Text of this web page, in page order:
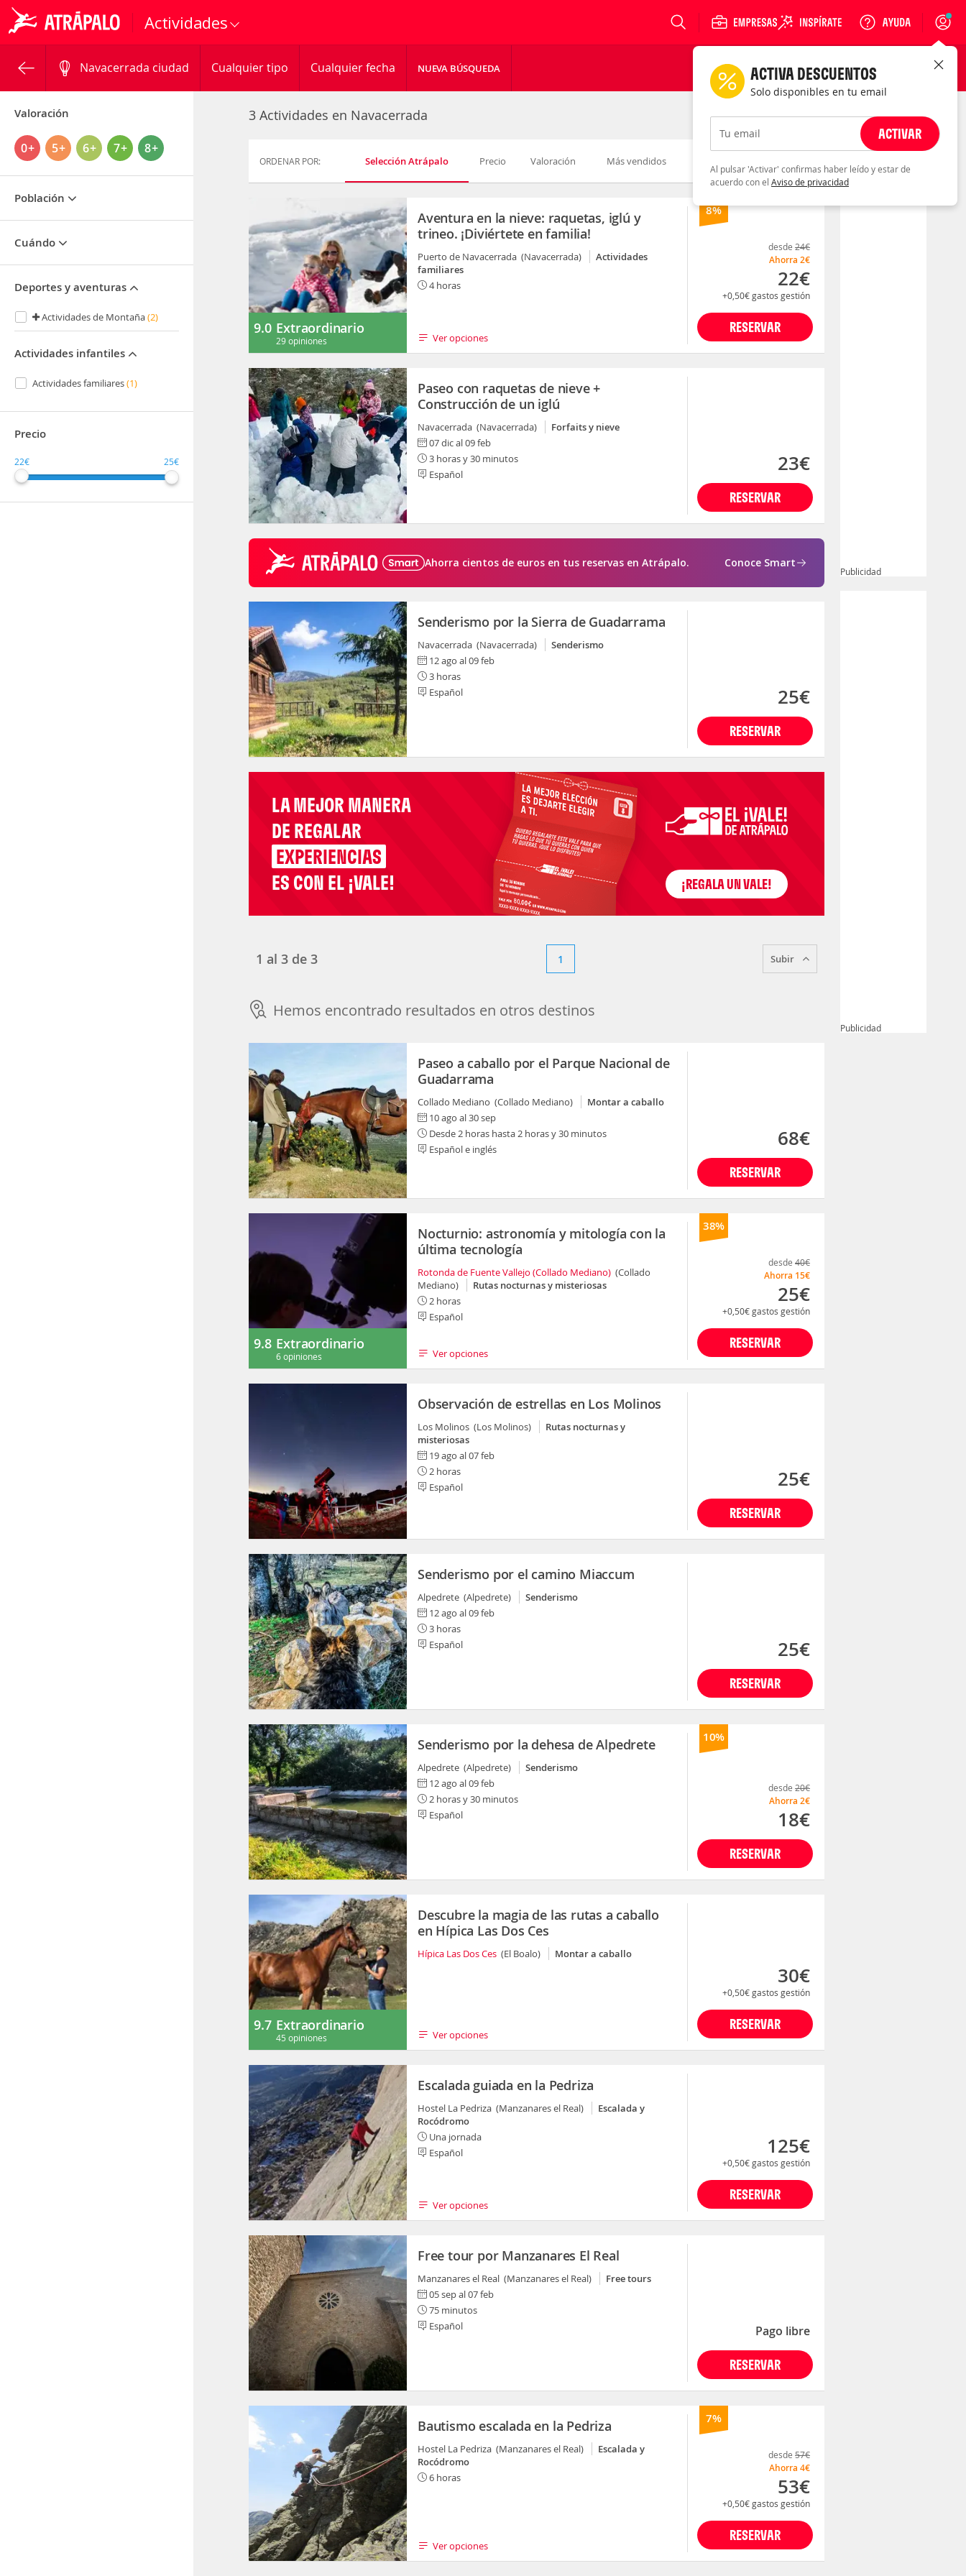
Actividades Login
Navacerrada ciudad Cualquier tipo Cualquier fecha NUEVA BÚSQUEDA
Valoración
0+ 5+ 6+ 7+ 8+
Población
Cuándo
Deportes y aventuras
Actividades de Montaña(2)
Actividades infantiles
Actividades familiares(1)
Precio
22€ 25€
3 Actividades en Navacerrada
ORDENAR POR: Selección Atrápalo Precio Valoración Más vendidos
9.0 Extraordinario
29 opiniones
8%
Aventura en la nieve: raquetas, iglú y
trineo. ¡Diviértete en familia!
Puerto de Navacerrada (Navacerrada)
Actividades
familiares
4 horas
Ver opciones
RESERVAR
desde 24€
Ahorra2€
22€
+0,50€gastos gestión
Paseo con raquetas de nieve +
Construcción de un iglú
Navacerrada (Navacerrada)
Forfaits y nieve
07 dic al 09 feb
3 horas y 30 minutos
Español
RESERVAR
23€
Ahorra cientos de euros en tus reservas en Atrápalo. Conoce Smart
Senderismo por la Sierra de Guadarrama
Navacerrada (Navacerrada)
Senderismo
12 ago al 09 feb
3 horas
Español
RESERVAR
25€
LA MEJOR MANERA
DE REGALAR
EXPERIENCIAS
ES CON EL ¡VALE!
1 al 3 de 3 1 Subir
Hemos encontrado resultados en otros destinos
Paseo a caballo por el Parque Nacional de
Guadarrama
Collado Mediano (Collado Mediano)
Montar a caballo
10 ago al 30 sep
Desde 2 horas hasta 2 horas y 30 minutos
Español e inglés
RESERVAR
68€
9.8 Extraordinario
6 opiniones
38%
Nocturnio: astronomía y mitología con la
última tecnología
Rotonda de Fuente Vallejo (Collado Mediano) (Collado
Mediano)
Rutas nocturnas y misteriosas
2 horas
Español
Ver opciones
RESERVAR
desde 40€
Ahorra 15€
25€
+0,50€gastos gestión
Observación de estrellas en Los Molinos
Los Molinos (Los Molinos)
Rutas nocturnas y
misteriosas
19 ago al 07 feb
2 horas
Español
RESERVAR
25€
Senderismo por el camino Miaccum
Alpedrete (Alpedrete)
Senderismo
12 ago al 09 feb
3 horas
Español
RESERVAR
25€
10%
Senderismo por la dehesa de Alpedrete
Alpedrete (Alpedrete)
Senderismo
12 ago al 09 feb
2 horas y 30 minutos
Español
RESERVAR
desde 20€
Ahorra2€
18€
9.7 Extraordinario
45 opiniones
Descubre la magia de las rutas a caballo
en Hípica Las Dos Ces
Hípica Las Dos Ces (El Boalo) Montar a caballo
Ver opciones
RESERVAR
30€
+0,50€gastos gestión
Escalada guiada en la Pedriza
Hostel La Pedriza (Manzanares el Real)
Escalada y
Rocódromo
Una jornada
Español
Ver opciones
RESERVAR
125€
+0,50€gastos gestión
Free tour por Manzanares El Real
Manzanares el Real (Manzanares el Real)
Free tours
05 sep al 07 feb
75 minutos
Español
RESERVAR
Pago libre
7%
Bautismo escalada en la Pedriza
Hostel La Pedriza (Manzanares el Real)
Escalada y
Rocódromo
6 horas
Ver opciones
RESERVAR
desde 57€
Ahorra4€
53€
+0,50€gastos gestión
Publicidad
Publicidad
ACTIVA DESCUENTOS
Solo disponibles en tu email
Tu email ACTIVAR
Al pulsar 'Activar' confirmas haber leído y estar de
acuerdo con el Aviso de privacidad